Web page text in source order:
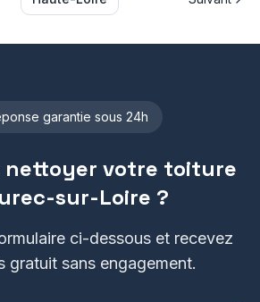
garantie sous 24h
nettoyer votre toiture
sur-Loire ?
ci-dessous et recevez
gratuit sans engagement.